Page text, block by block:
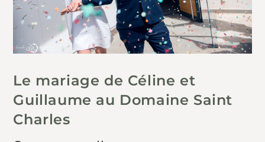
Le mariage de Céline et
Guillaume au Domaine Saint
Charles